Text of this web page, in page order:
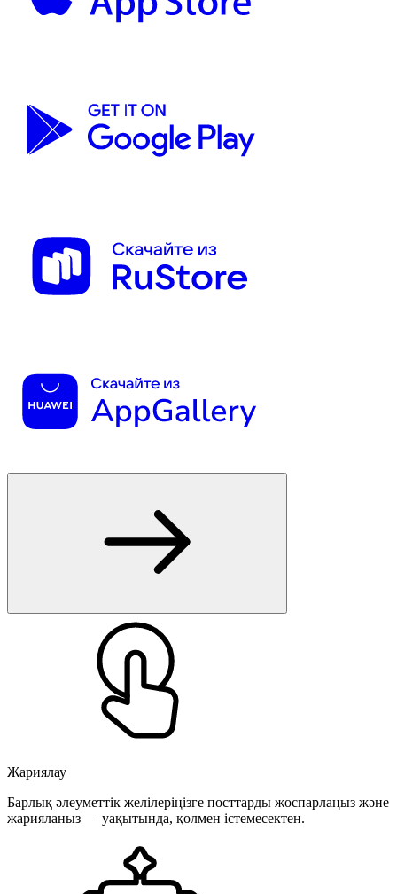
Жариялау
Барлық әлеуметтік желілеріңізге посттарды жоспарлаңыз және
жарияланыз — уақытында, қолмен істемесектен.